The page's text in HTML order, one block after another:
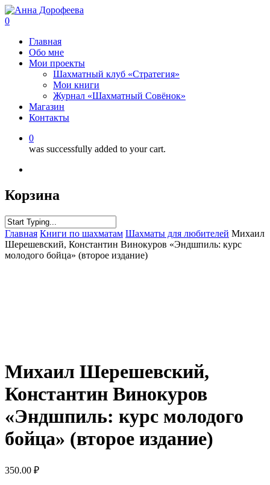
0
Главная
Обо мне
Мои проекты
Шахматный клуб «Стратегия»
Мои книги
Журнал «Шахматный Совёнок»
Магазин
Контакты
0
was successfully added to your cart.
Корзина
Главная Книги по шахматам Шахматы для любителей Михаил
Шерешевский, Константин Винокуров «Эндшпиль: курс
молодого бойца» (второе издание)
Михаил Шерешевский,
Константин Винокуров
«Эндшпиль: курс молодого
бойца» (второе издание)
350.00 ₽